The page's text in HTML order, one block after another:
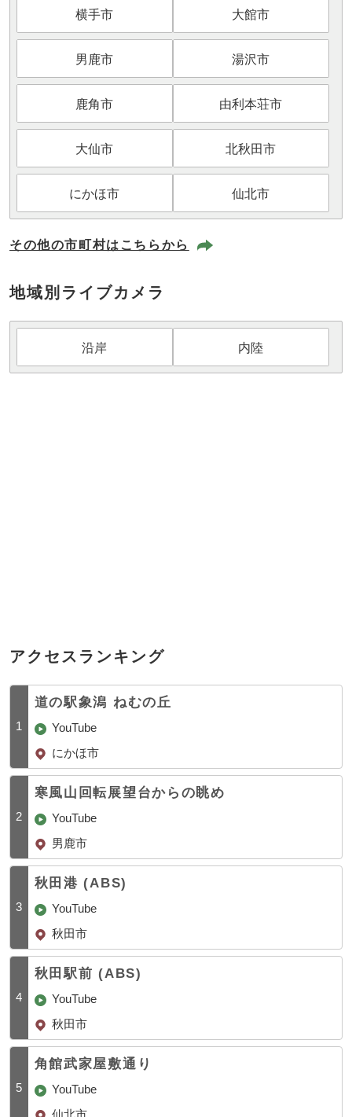
横手市 大館市
男鹿市 湯沢市
鹿角市 由利本荘市
大仙市 北秋田市
にかほ市 仙北市
その他の市町村はこちらから
地域別ライブカメラ
沿岸 内陸
アクセスランキング
1
道の駅象潟 ねむの丘
YouTube
にかほ市
2
寒風山回転展望台からの眺め
YouTube
男鹿市
3
秋田港 (ABS)
YouTube
秋田市
4
秋田駅前 (ABS)
YouTube
秋田市
5
角館武家屋敷通り
YouTube
仙北市